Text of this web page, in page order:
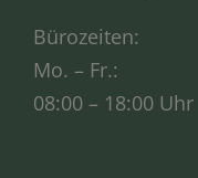
Bürozeiten:
Mo. – Fr.:
08:00 – 18:00 Uhr